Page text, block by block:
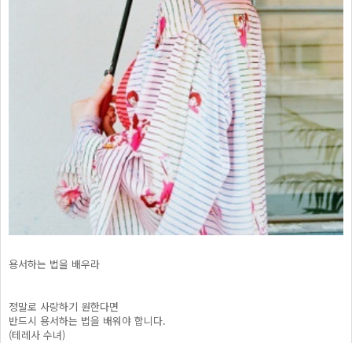
용서하는 법을 배우라
정말로 사랑하기 원한다면
반드시 용서하는 법을 배워야 합니다.
(테레사 수녀)